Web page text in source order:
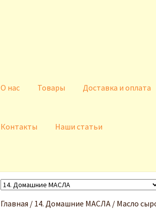
О нас Товары Доставка и оплата
Контакты Наши статьи
Личный кабинетО нас
Главная / 14. Домашние МАСЛА / Масло